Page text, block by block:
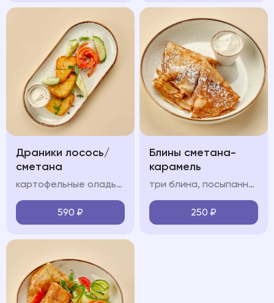
Драники лосось/
сметана
картофельные оладьи, форель, помидоры черри, сметанно-сливочный крем, огурец, зелень
590 ₽
Блины сметана-
карамель
три блина, посыпанные сахарной пудрой подаются с карамелью, сметаной или сгущенным молоком (на выбор)
250 ₽